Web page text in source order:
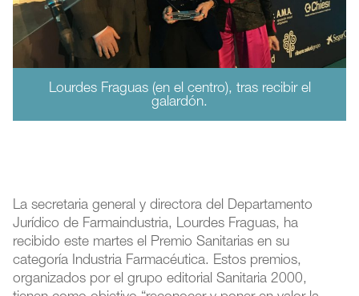
Lourdes Fraguas (en el centro), tras recibir el
galardón.
La secretaria general y directora del Departamento
Jurídico de Farmaindustria, Lourdes Fraguas, ha
recibido este martes el Premio Sanitarias en su
categoría Industria Farmacéutica. Estos premios,
organizados por el grupo editorial Sanitaria 2000,